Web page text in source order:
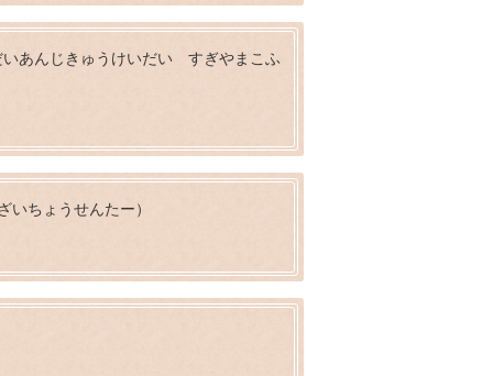
いあんじきゅうけいだい すぎやまこふ
いちょうせんたー）